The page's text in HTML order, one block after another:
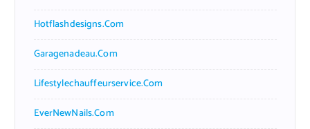
Hotflashdesigns.com
Garagenadeau.com
Lifestylechauffeurservice.com
EverNewNails.com